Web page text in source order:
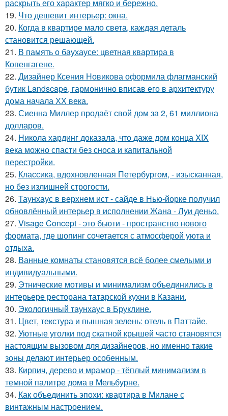
раскрыть его характер мягко и бережно.
19. Что дешевит интерьер: окна.
20. Когда в квартире мало света, каждая деталь
становится решающей.
21. В память о баухаусе: цветная квартира в
Копенгагене.
22. Дизайнер Ксения Новикова оформила флагманский
бутик Landscape, гармонично вписав его в архитектуру
дома начала ХХ века.
23. Сиенна Миллер продаёт свой дом за 2, 61 миллиона
долларов.
24. Никола хардинг доказала, что даже дом конца XIX
века можно спасти без сноса и капитальной
перестройки.
25. Классика, вдохновленная Петербургом, - изысканная,
но без излишней строгости.
26. Таунхаус в верхнем ист - сайде в Нью-йорке получил
обновлённый интерьер в исполнении Жана - Луи деньо.
27. Visage Concept - это бьюти - пространство нового
формата, где шопинг сочетается с атмосферой уюта и
отдыха.
28. Ванные комнаты становятся всё более смелыми и
индивидуальными.
29. Этнические мотивы и минимализм объединились в
интерьере ресторана татарской кухни в Казани.
30. Экологичный таунхаус в Бруклине.
31. Цвет, текстура и пышная зелень: отель в Паттайе.
32. Уютные уголки под скатной крышей часто становятся
настоящим вызовом для дизайнеров, но именно такие
зоны делают интерьер особенным.
33. Кирпич, дерево и мрамор - тёплый минимализм в
темной палитре дома в Мельбурне.
34. Как объединить эпохи: квартира в Милане с
винтажным настроением.